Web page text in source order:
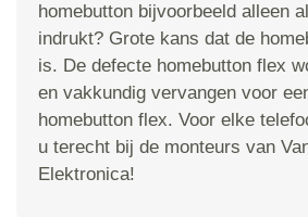
homebutton bijvoorbeeld alleen
indrukt? Grote kans dat de
is. De defecte homebutton flex
en vakkundig vervangen voor
homebutton flex. Voor elke
u terecht bij de monteurs van
Elektronica!